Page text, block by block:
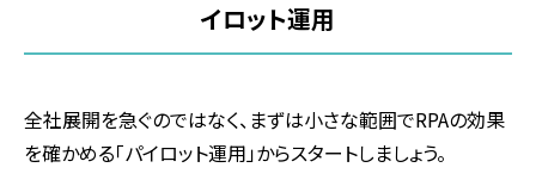
イロット運用
全社展開を急ぐのではなく、まずは小さな範囲でRPAの効果
を確かめる「パイロット運用」からスタートしましょう。